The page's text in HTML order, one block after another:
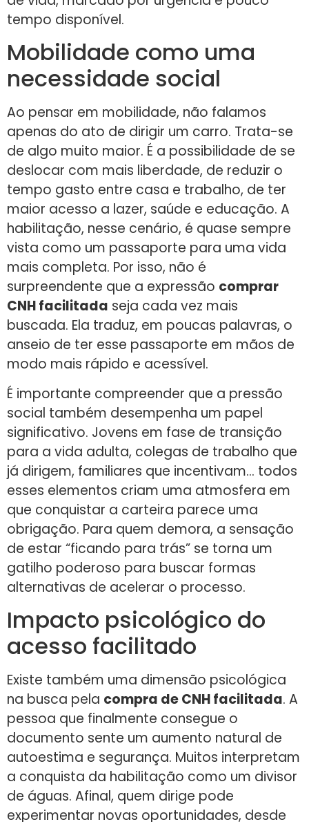
tempo disponível.
Mobilidade como uma
necessidade social
Ao pensar em mobilidade, não falamos
apenas do ato de dirigir um carro. Trata-se
de algo muito maior. É a possibilidade de se
deslocar com mais liberdade, de reduzir o
tempo gasto entre casa e trabalho, de ter
maior acesso a lazer, saúde e educação. A
habilitação, nesse cenário, é quase sempre
vista como um passaporte para uma vida
mais completa. Por isso, não é
surpreendente que a expressão comprar
CNH facilitada seja cada vez mais
buscada. Ela traduz, em poucas palavras, o
anseio de ter esse passaporte em mãos de
modo mais rápido e acessível.
É importante compreender que a pressão
social também desempenha um papel
significativo. Jovens em fase de transição
para a vida adulta, colegas de trabalho que
já dirigem, familiares que incentivam… todos
esses elementos criam uma atmosfera em
que conquistar a carteira parece uma
obrigação. Para quem demora, a sensação
de estar “ficando para trás” se torna um
gatilho poderoso para buscar formas
alternativas de acelerar o processo.
Impacto psicológico do
acesso facilitado
Existe também uma dimensão psicológica
na busca pela compra de CNH facilitada. A
pessoa que finalmente consegue o
documento sente um aumento natural de
autoestima e segurança. Muitos interpretam
a conquista da habilitação como um divisor
de águas. Afinal, quem dirige pode
experimentar novas oportunidades, desde